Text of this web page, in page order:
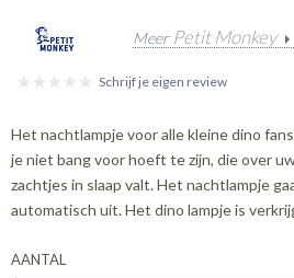
Meer Petit Monkey
Schrijf je eigen review
Het nachtlampje voor alle kleine dino
je niet bang voor hoeft te zijn, die over
zachtjes in slaap valt. Het nachtlampje
automatisch uit. Het dino lampje is
AANTAL